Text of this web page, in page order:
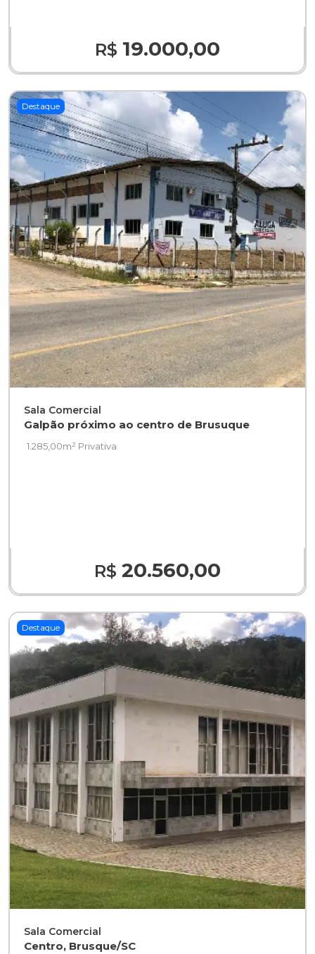
R$ 19.000,00
Destaque
Sala Comercial
Galpão próximo ao centro de Brusuque
1.285,00m² Privativa
R$ 20.560,00
Destaque
Sala Comercial
Centro, Brusque/SC